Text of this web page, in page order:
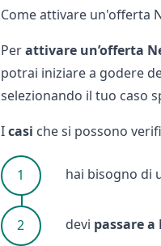
Come attivare un'offerta
Perattivare un’offerta
potrai iniziare a godere
selezionando il tuo caso
Icasi che si possono
hai bisogno di
devi passarea